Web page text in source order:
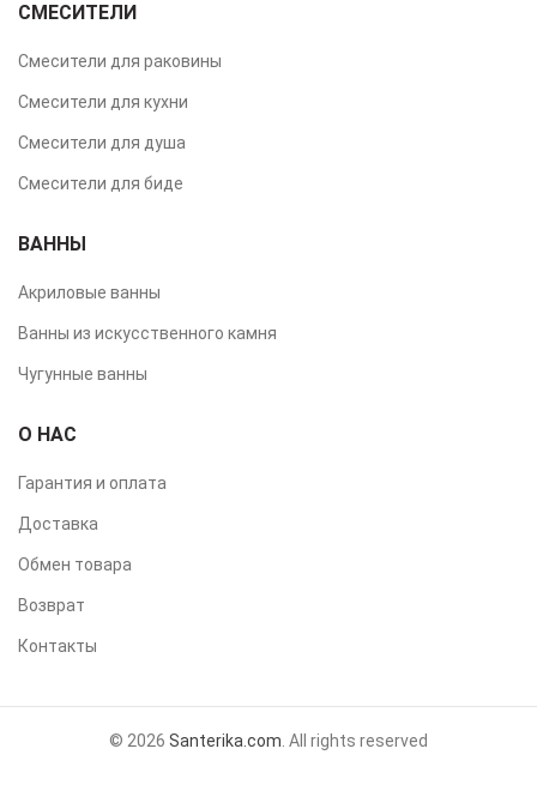
СМЕСИТЕЛИ
Смесители для раковины
Смесители для кухни
Смесители для душа
Смесители для биде
ВАННЫ
Акриловые ванны
Ванны из искусственного камня
Чугунные ванны
О НАС
Гарантия и оплата
Доставка
Обмен товара
Возврат
Контакты
© 2026 Santerika.com. All rights reserved